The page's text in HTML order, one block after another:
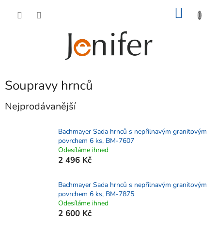
Soupravy hrnců
Nejprodávanější
Bachmayer Sada hrnců s nepřilnavým granitovým
povrchem 6 ks, BM-7607
Odesíláme ihned
2 496 Kč
Bachmayer Sada hrnců s nepřilnavým granitovým
povrchem 6 ks, BM-7875
Odesíláme ihned
2 600 Kč